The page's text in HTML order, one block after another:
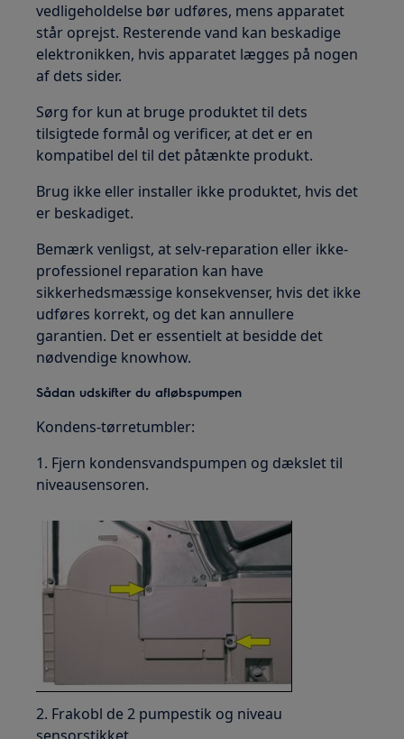
vedligeholdelse bør udføres, mens apparatet
står oprejst. Resterende vand kan beskadige
elektronikken, hvis apparatet lægges på nogen
af dets sider.
Sørg for kun at bruge produktet til dets
tilsigtede formål og verificer, at det er en
kompatibel del til det påtænkte produkt.
Brug ikke eller installer ikke produktet, hvis det
er beskadiget.
Bemærk venligst, at selv-reparation eller ikke-
professionel reparation kan have
sikkerhedsmæssige konsekvenser, hvis det ikke
udføres korrekt, og det kan annullere
garantien. Det er essentielt at besidde det
nødvendige knowhow.
Sådan udskifter du afløbspumpen
Kondens-tørretumbler:
1. Fjern kondensvandspumpen og dækslet til
niveausensoren.
2. Frakobl de 2 pumpestik og niveau